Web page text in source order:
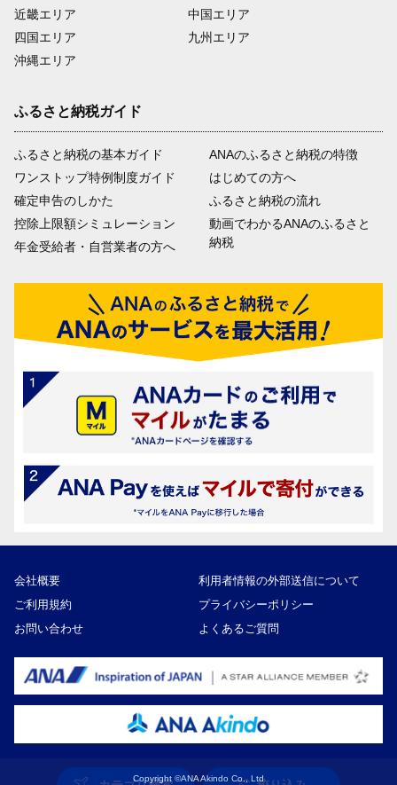
近畿エリア
四国エリア
沖縄エリア
中国エリア
九州エリア
ふるさと納税ガイド
ふるさと納税の基本ガイド
ワンストップ特例制度ガイド
確定申告のしかた
控除上限額シミュレーション
年金受給者・自営業者の方へ
ANAのふるさと納税の特徴
はじめての方へ
ふるさと納税の流れ
動画でわかるANAのふるさと
納税
会社概要
利用者情報の外部送信について
ご利用規約
プライバシーポリシー
お問い合わせ
よくあるご質問
Copyright ©ANA Akindo Co., Ltd